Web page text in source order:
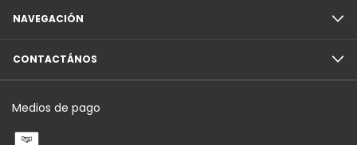
NAVEGACIÓN
CONTACTÁNOS
Medios de pago